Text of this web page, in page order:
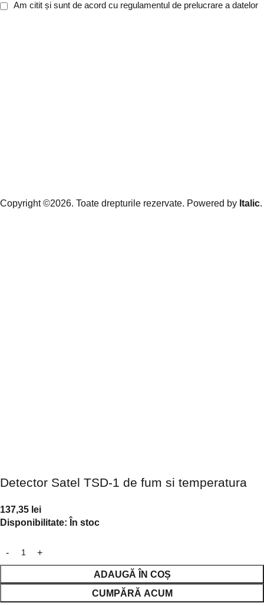
Am citit și sunt de acord cu regulamentul de prelucrare a datelor
Copyright ©2026. Toate drepturile rezervate. Powered by Italic
Detector Satel TSD-1 de fum si temperatura
137,35 lei
Disponibilitate: În stoc
ADAUGĂ ÎN COȘ
CUMPĂRĂ ACUM